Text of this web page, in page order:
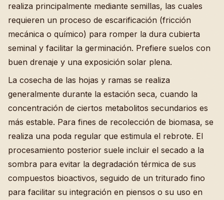
realiza principalmente mediante semillas, las cuales
requieren un proceso de escarificación (fricción
mecánica o químico) para romper la dura cubierta
seminal y facilitar la germinación. Prefiere suelos con
buen drenaje y una exposición solar plena.
La cosecha de las hojas y ramas se realiza
generalmente durante la estación seca, cuando la
concentración de ciertos metabolitos secundarios es
más estable. Para fines de recolección de biomasa, se
realiza una poda regular que estimula el rebrote. El
procesamiento posterior suele incluir el secado a la
sombra para evitar la degradación térmica de sus
compuestos bioactivos, seguido de un triturado fino
para facilitar su integración en piensos o su uso en